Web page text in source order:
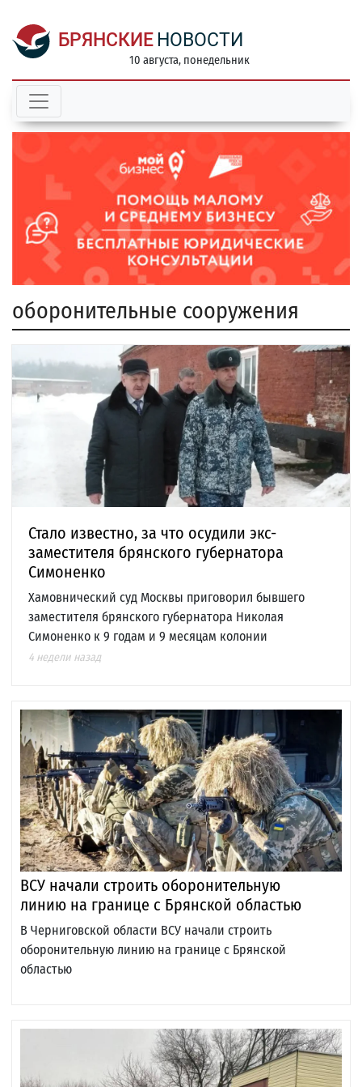
БРЯНСКИЕ НОВОСТИ
10 августа, понедельник
оборонительные сооружения
Стало известно, за что осудили экс-
заместителя брянского губернатора
Симоненко
Хамовнический суд Москвы приговорил бывшего
заместителя брянского губернатора Николая
Симоненко к 9 годам и 9 месяцам колонии
4 недели назад
ВСУ начали строить оборонительную
линию на границе с Брянской областью
В Черниговской области ВСУ начали строить
оборонительную линию на границе с Брянской
областью